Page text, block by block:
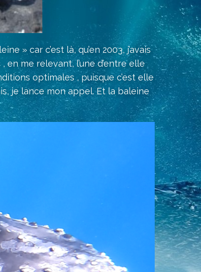
» car c’est là, qu’en 2003, j’avais
me relevant, l’une d’entre elle
optimales , puisque c’est elle
je lance mon appel. Et la baleine
!